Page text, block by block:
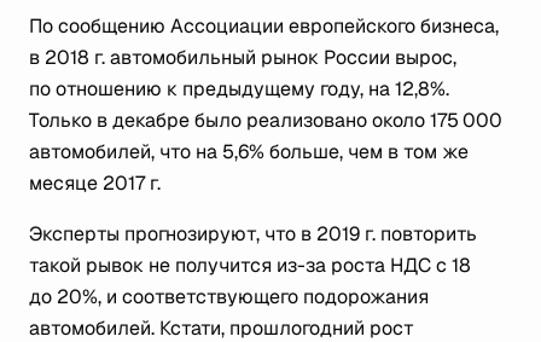
По сообщению Ассоциации европейского бизнеса,
в 2018 г. автомобильный рынок России вырос,
по отношению к предыдущему году, на 12,8%.
Только в декабре было реализовано около 175 000
автомобилей, что на 5,6% больше, чем в том же
месяце 2017 г.
Эксперты прогнозируют, что в 2019 г. повторить
такой рывок не получится из-за роста НДС с 18
до 20%, и соответствующего подорожания
автомобилей. Кстати, прошлогодний рост